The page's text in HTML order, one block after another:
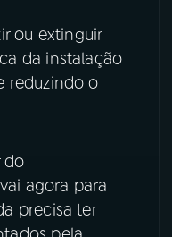
ou extinguir
da instalação
reduzindo o
do
agora para
precisa ter